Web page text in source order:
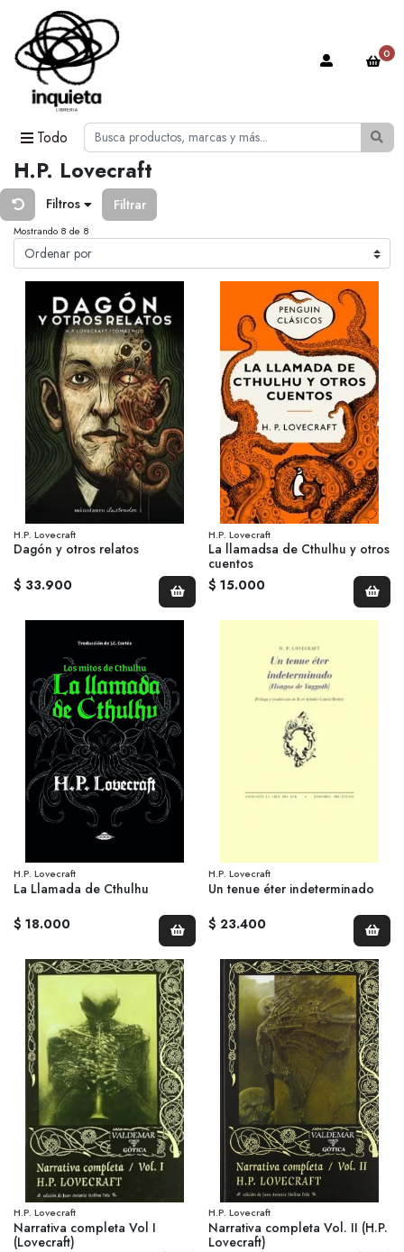
Todo
0
H.P. Lovecraft
Filtros Filtrar
Mostrando 8 de 8
H.P. Lovecraft
Dagón y otros relatos
$ 33.900
H.P. Lovecraft
La llamadsa de Cthulhu y otros
cuentos
$ 15.000
H.P. Lovecraft
La Llamada de Cthulhu
$ 18.000
H.P. Lovecraft
Un tenue éter indeterminado
$ 23.400
H.P. Lovecraft
Narrativa completa Vol I
(Lovecraft)
H.P. Lovecraft
Narrativa completa Vol. II (H.P.
Lovecraft)